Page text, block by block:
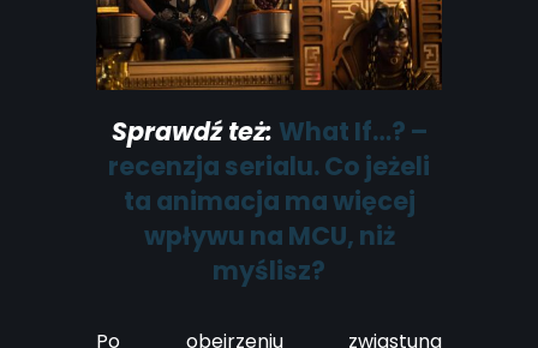
Sprawdź też: What If…? –
recenzja serialu. Co jeżeli
ta animacja ma więcej
wpływu na MCU, niż
myślisz?
Po obejrzeniu zwiastuna